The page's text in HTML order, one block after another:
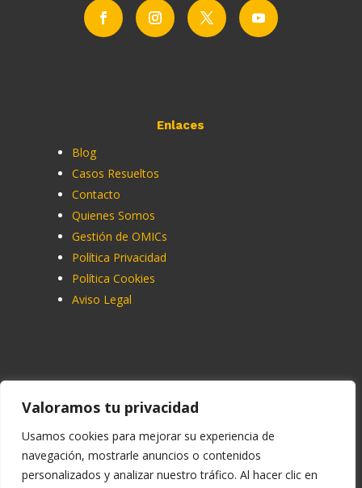
Valoramos tu privacidad
Usamos cookies para mejorar su experiencia de
navegación, mostrarle anuncios o contenidos
personalizados y analizar nuestro tráfico. Al hacer clic en
Enlaces
Blog
Casos Resueltos
Contacto
Quienes Somos
Gestión de OMICs
Política Privacidad
Política Cookies
Aviso Legal
Contacto
91 713 07 70
info@ucemadrid.com